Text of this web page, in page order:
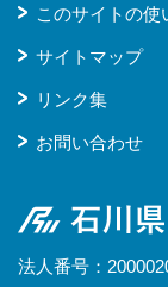
このサイトの使
サイトマップ
リンク集
お問い合わせ
石川県
法人番号：